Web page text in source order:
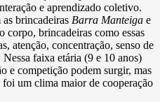
e aprendizado coletivo.
brincadeiras Barra Manteiga e
corpo, brincadeiras como essas
atenção, concentração, senso de
faixa etária (9 e 10 anos)
e competição podem surgir, mas
um clima maior de cooperação